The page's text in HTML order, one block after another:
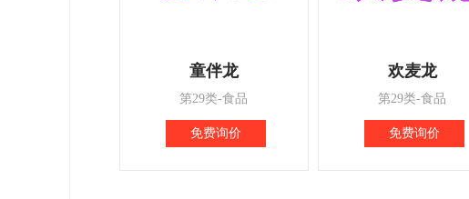
童伴龙
第29类-食品
免费询价
欢麦龙
第29类-食品
免费询价